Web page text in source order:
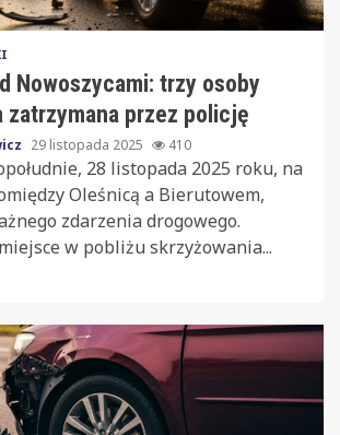
Nowoszycami: trzy osoby
zatrzymana przez policję
29 listopada 2025 410
28 listopada 2025 roku, na
Oleśnicą a Bierutowem,
zdarzenia drogowego.
w pobliżu skrzyżowania...